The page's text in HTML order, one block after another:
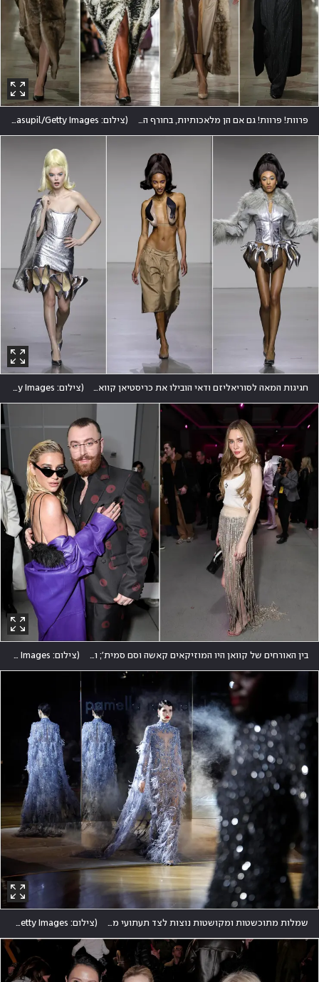
פרוות! פרוות! גם אם הן מלאכותיות, בחורף הבא יכבשו מחדש את הרחובות. כאן אצל פרבל גורונג (צילום: REUTERS/Caitlin Ochs, Dia Dipasupil/Getty Images
(צילום: Arturo Holmes/Getty Images
בין האורחים של קוואן היו המוזיקאים קאשה וסם סמית'; וגם עוקצת המיליונים "אנה דלבי" (סורוקין) שהפכה לסלבריטאית (צילום: Theo Wargo/Getty Images
(צילום: John Lamparski/Getty Images